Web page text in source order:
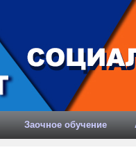
Заочное обучение